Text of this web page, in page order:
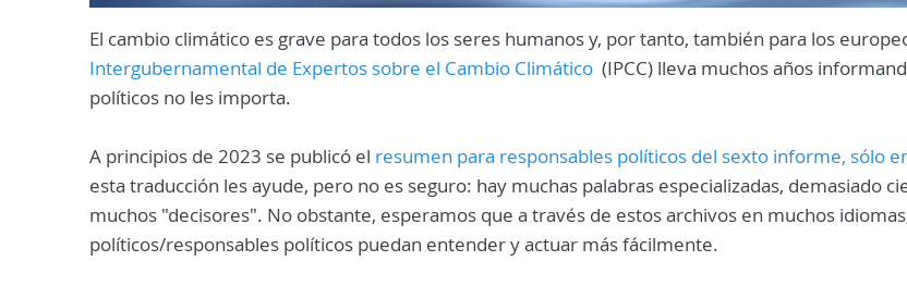
El cambio climático es grave para todos los seres humanos y, por tanto, también para los
Intergubernamental de Expertos sobre el Cambio Climático (IPCC) lleva muchos años
políticos no les importa.
A principios de 2023 se publicó el resumen para responsables políticos del sexto informe, sólo
esta traducción les ayude, pero no es seguro: hay muchas palabras especializadas, demasiado
muchos "decisores". No obstante, esperamos que a través de estos archivos en muchos
políticos/responsables políticos puedan entender y actuar más fácilmente.